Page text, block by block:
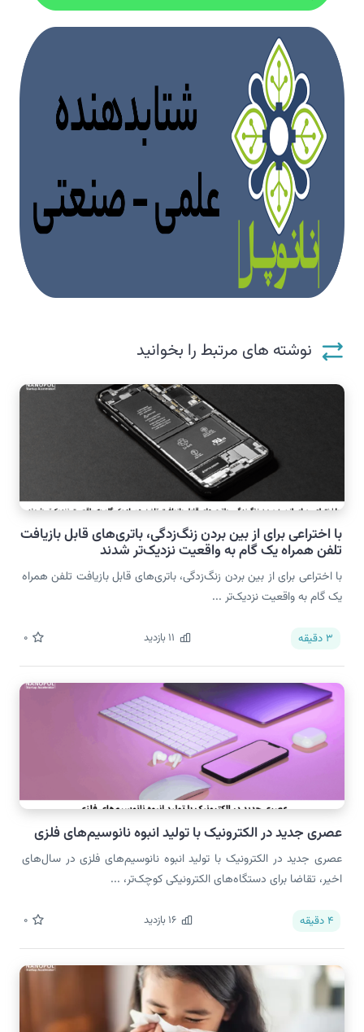
نوشته های مرتبط را بخوانید
با اختراعی برای از بین بردن زنگ‌زدگی، باتری‌های قابل بازیافت
تلفن همراه یک گام به واقعیت نزدیک‌تر شدند
با اختراعی برای از بین بردن زنگ‌زدگی، باتری‌های قابل بازیافت تلفن همراه
یک گام به واقعیت نزدیک‌تر ...
3 دقیقه 11 بازدید 0
عصری جدید در الکترونیک با تولید انبوه نانوسیم‌های فلزی
عصری جدید در الکترونیک با تولید انبوه نانوسیم‌های فلزی در سال‌های
اخیر، تقاضا برای دستگاه‌های الکترونیکی کوچک‌تر، ...
4 دقیقه 16 بازدید 0